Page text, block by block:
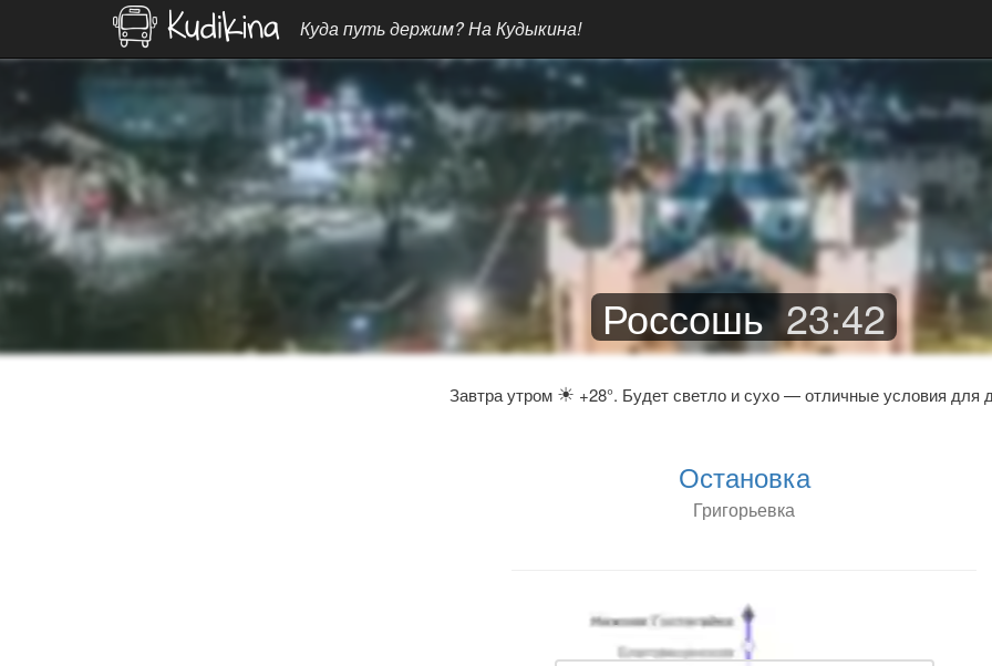
Куда путь держим? На Кудыкина!
Россошь 23:42
Завтра утром ☀ +28°. Будет светло и сухо — отличные условия для
Остановка
Григорьевка